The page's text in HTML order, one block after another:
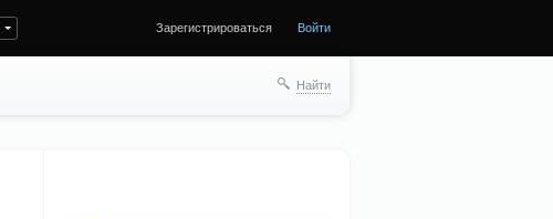
Зарегистрироваться Войти
Найти